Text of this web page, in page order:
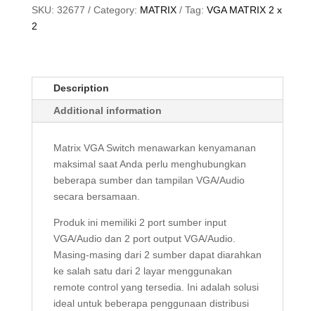
2
PORT
SKU: 32677 Category: MATRIX Tag: VGA MATRIX 2 x
2
Description
Additional information
Matrix VGA Switch menawarkan kenyamanan
maksimal saat Anda perlu menghubungkan
beberapa sumber dan tampilan VGA/Audio
secara bersamaan.
Produk ini memiliki 2 port sumber input
VGA/Audio dan 2 port output VGA/Audio.
Masing-masing dari 2 sumber dapat diarahkan
ke salah satu dari 2 layar menggunakan
remote control yang tersedia. Ini adalah solusi
ideal untuk beberapa penggunaan distribusi